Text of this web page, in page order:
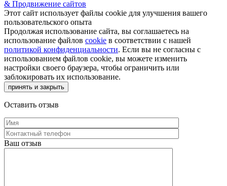
& Продвижение сайтов
Этот сайт использует файлы cookie для улучшения вашего
пользовательского опыта
Продолжая использование сайта, вы соглашаетесь на
использование файлов cookie в соответствии с нашей
политикой конфиденциальности. Если вы не согласны с
использованием файлов cookie, вы можете изменить
настройки своего браузера, чтобы ограничить или
заблокировать их использование.
принять и закрыть
Оставить отзыв
Ваш отзыв